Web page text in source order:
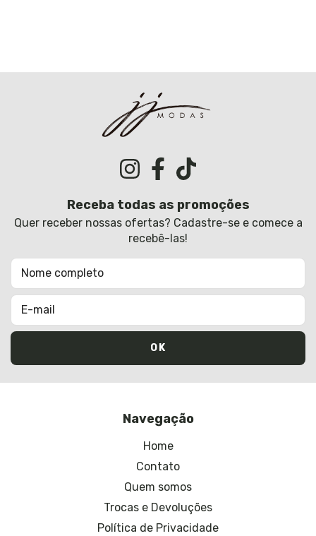
Receba todas as promoções
Quer receber nossas ofertas? Cadastre-se e comece a
recebê-las!
Navegação
Home
Contato
Quem somos
Trocas e Devoluções
Política de Privacidade